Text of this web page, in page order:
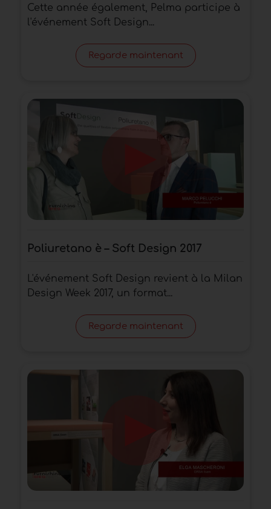
Cette année également, Pelma participe à
l'événement Soft Design...
Regarde maintenant
Poliuretano è – Soft Design 2017
L'événement Soft Design revient à la Milan
Design Week 2017, un format...
Regarde maintenant